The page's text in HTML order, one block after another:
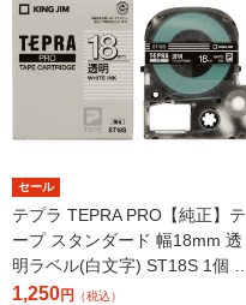
セール
テプラ TEPRA PRO【純正】テ
ープ スタンダード 幅18mm 透
明ラベル(白文字) ST18S 1個 キ
ングジム
1,250円 （税込）